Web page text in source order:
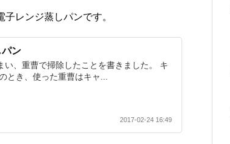
レンジ蒸しパンです。
ン
、重曹で掃除したことを書きました。 キ
とき、使った重曹はキャ...
2017-02-24 16:49